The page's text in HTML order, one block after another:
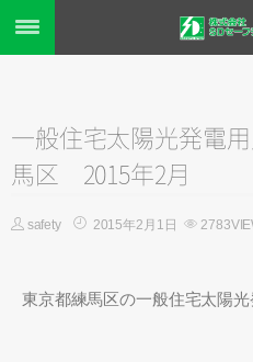
仮設足場工事
対応エリア
一般住宅太陽光発電
馬区 2015年2月
safety 2015年2月1日
東京都練馬区の一般住宅太陽光